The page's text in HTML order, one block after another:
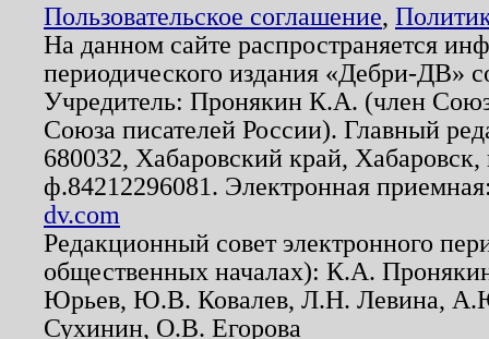
Пользовательское соглашение,
На данном сайте распространяется
периодического издания «Дебри-ДВ»
Учредитель: Пронякин К.А. (член
Союза писателей России). Главный
680032, Хабаровский край,
ф.84212296081. Электронная
dv.com
Редакционный совет электронного
общественных началах): К.А.
Юрьев, Ю.В. Ковалев, Л.Н. Левина,
Сухинин, О.В. Егорова